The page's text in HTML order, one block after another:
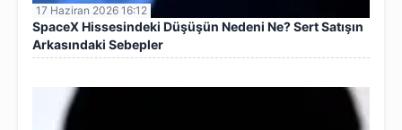
17 Haziran 2026 16:12
SpaceX Hissesindeki Düşüşün Nedeni Ne? Sert Satışın
Arkasındaki Sebepler